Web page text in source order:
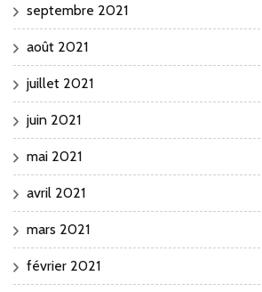
septembre 2021
août 2021
juillet 2021
juin 2021
mai 2021
avril 2021
mars 2021
février 2021